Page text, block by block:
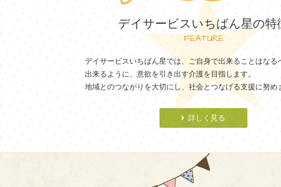
デイサービスいちばん星の特
FEATURE
デイサービスいちばん星では、ご自身で出来ることはなる
出来るように、意欲を引き出す介護を目指します。
地域とのつながりを大切にし、社会とつなげる支援に努め
詳しく見る